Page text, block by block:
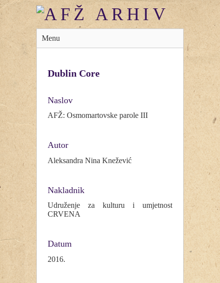
Menu
Dublin Core
Naslov
AFŽ: Osmomartovske parole III
Autor
Aleksandra Nina Knežević
Nakladnik
Udruženje za kulturu i umjetnost
CRVENA
Datum
2016.